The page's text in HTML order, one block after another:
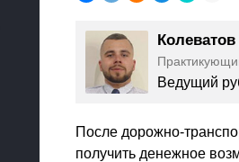
Ведущий
После дорожно-
получить денежное